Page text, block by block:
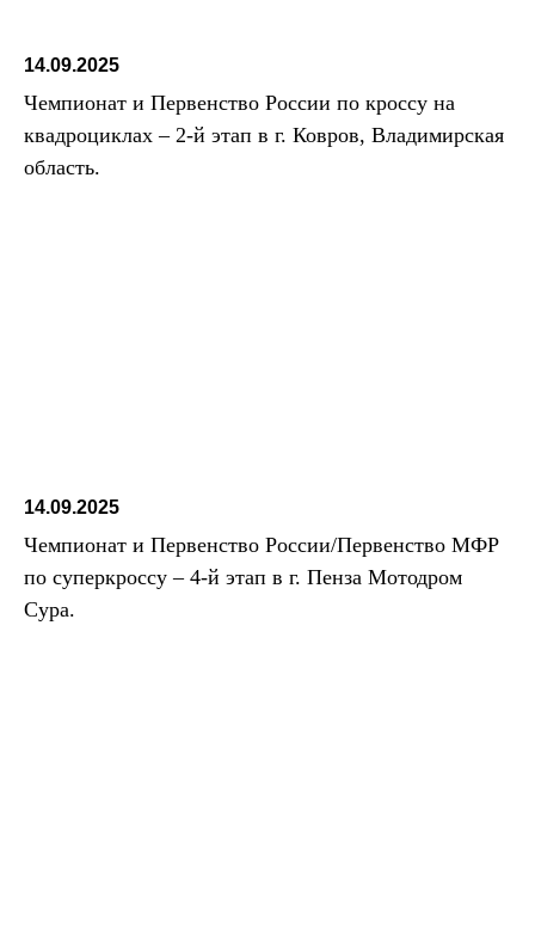
14.09.2025
Чемпионат и Первенство России по кроссу на
квадроциклах – 2-й этап в г. Ковров, Владимирская
область.
14.09.2025
Чемпионат и Первенство России/Первенство МФР
по суперкроссу – 4-й этап в г. Пенза Мотодром
Сура.